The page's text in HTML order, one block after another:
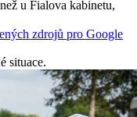
u Fialova kabinetu,
zdrojů pro Google
situace.